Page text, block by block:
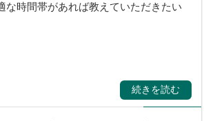
な時間帯があれば教えていただきたい
続きを読む